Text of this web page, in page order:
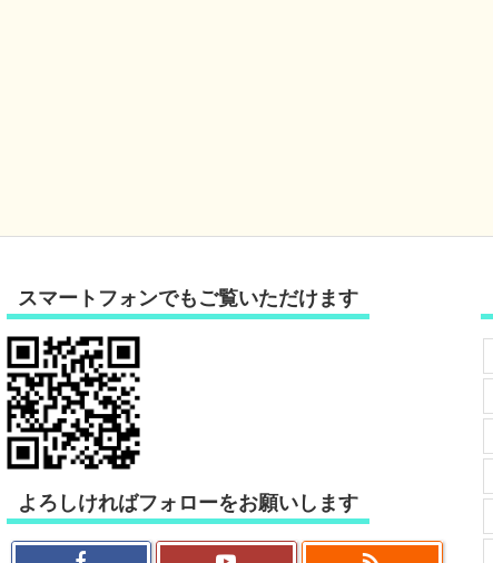
スマートフォンでもご覧いただけます
よろしければフォローをお願いします